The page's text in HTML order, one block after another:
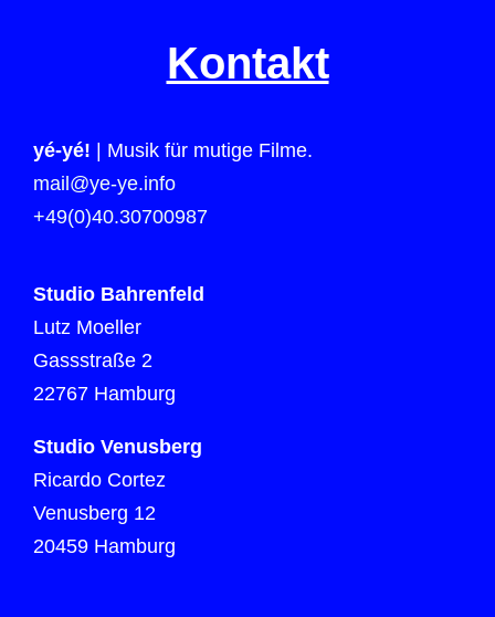
Kontakt
yé-yé! | Musik für mutige Filme.
mail@ye-ye.info
+49(0)40.30700987
Studio Bahrenfeld
Lutz Moeller
Gassstraße 2
22767 Hamburg
Studio Venusberg
Ricardo Cortez
Venusberg 12
20459 Hamburg